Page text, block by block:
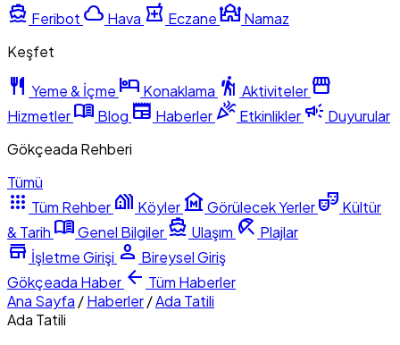
directions_boat Feribot cloud Hava local_pharmacy EczanemosqueNamaz
Keşfet
restaurant Yeme & İçme hotel Konaklama hiking Aktiviteler storefront
Hizmetlermenu_book Blog newspaper Haberler celebrationEtkinlikler campaign Duyurular
Gökçeada Rehberi
Tümü
apps Tüm Rehber holiday_village Köyler museum Görülecek Yerlertheater_comedy Kültür
& Tarih menu_bookGenel Bilgiler directions_boat Ulaşım beach_access Plajlar
store İşletme Girişi person Bireysel Giriş
Gökçeada Haber arrow_back Tüm Haberler
Ana Sayfa /Haberler/Ada Tatili
Ada Tatili